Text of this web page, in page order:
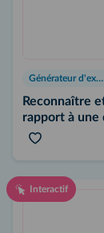
Générateur d'exercices
Reconnaître
rapport à une
Interactif